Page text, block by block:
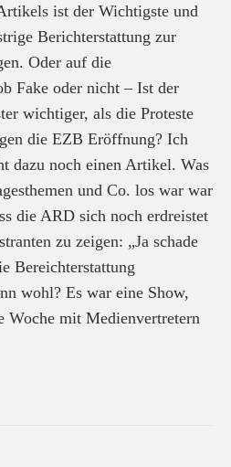
ist der Wichtigste und
Berichterstattung zur
Oder auf die
Fake oder nicht – Ist der
wichtiger, als die Proteste
die EZB Eröffnung? Ich
dazu noch einen Artikel. Was
und Co. los war war
die ARD sich noch erdreistet
zu zeigen: „Ja schade
Bereichterstattung
wohl? Es war eine Show,
Woche mit Medienvertretern